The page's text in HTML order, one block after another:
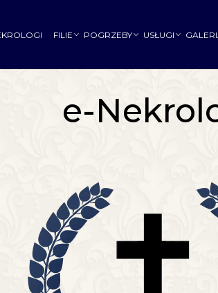
FILIE POGRZEBY USŁUGI
e-